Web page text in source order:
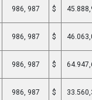
986, 987 $
986, 987 $
986, 987 $
986, 987 $